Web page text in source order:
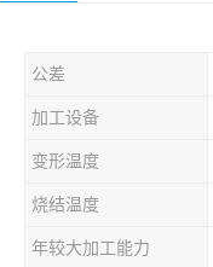
公差
加工设备
变形温度
烧结温度
年较大加工能力